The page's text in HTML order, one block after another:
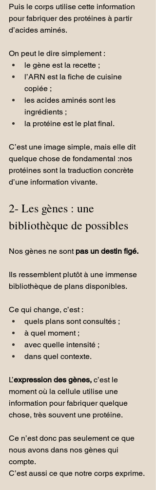
Puis le corps utilise cette information
pour fabriquer des protéines à partir
d’acides aminés.
On peut le dire simplement :
le gène est la recette ;
l’ARN est la fiche de cuisine
copiée ;
les acides aminés sont les
ingrédients ;
la protéine est le plat final.
C’est une image simple, mais elle dit
quelque chose de fondamental :nos
protéines sont la traduction concrète
d’une information vivante.
2- Les gènes : une
bibliothèque de possibles
Nos gènes ne sont pas un destin figé.
Ils ressemblent plutôt à une immense
bibliothèque de plans disponibles.
Ce qui change, c’est :
quels plans sont consultés ;
à quel moment ;
avec quelle intensité ;
dans quel contexte.
L’expression des gènes, c’est le
moment où la cellule utilise une
information pour fabriquer quelque
chose, très souvent une protéine.
Ce n’est donc pas seulement ce que
nous avons dans nos gènes qui
compte.
C’est aussi ce que notre corps exprime.